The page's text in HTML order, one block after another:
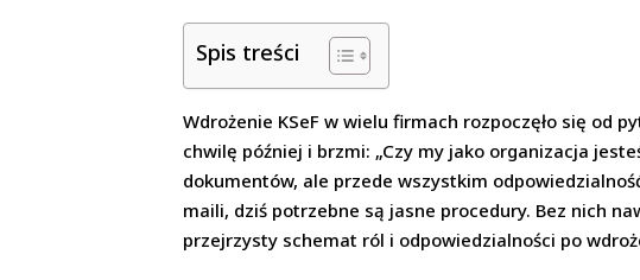
Spis treści
Wdrożenie KSeF w wielu firmach rozpoczęło się od
chwilę później i brzmi: „Czy my jako organizacja
dokumentów, ale przede wszystkim
maili, dziś potrzebne są jasne procedury. Bez nich
przejrzysty schemat ról i odpowiedzialności po